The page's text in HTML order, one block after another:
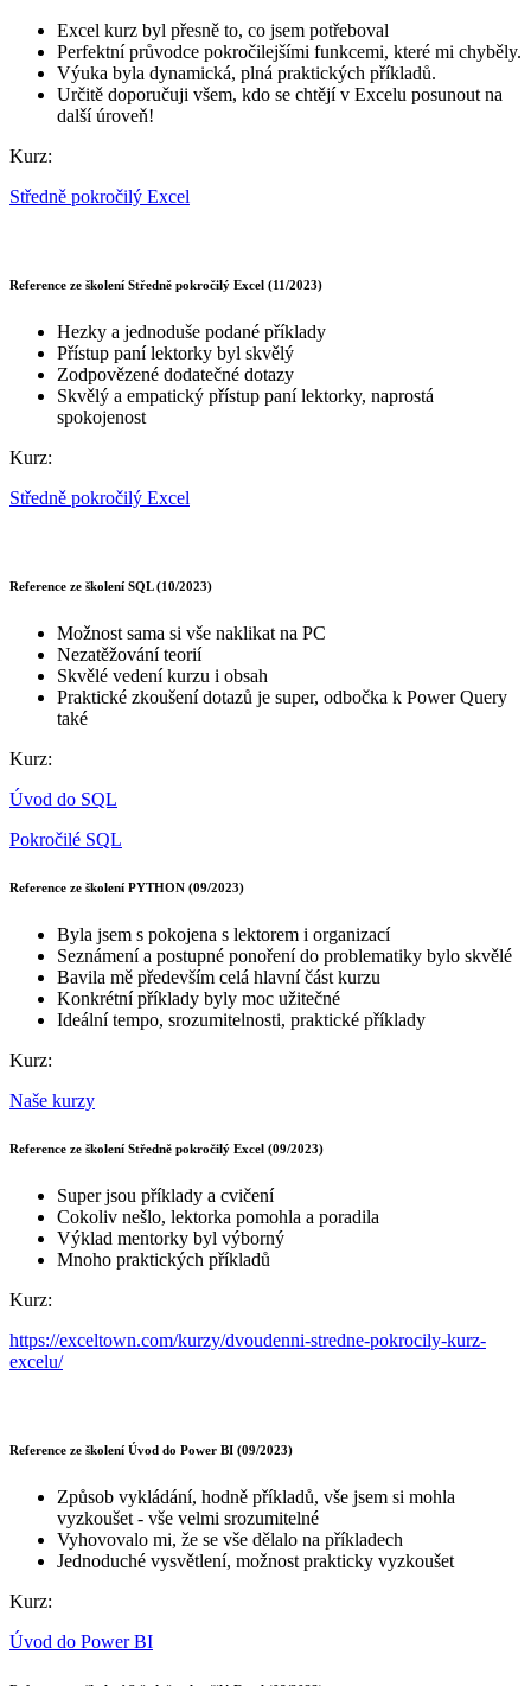
Excel kurz byl přesně to, co jsem potřeboval
Perfektní průvodce pokročilejšími funkcemi, které mi chyběly.
Výuka byla dynamická, plná praktických příkladů.
Určitě doporučuji všem, kdo se chtějí v Excelu posunout na
další úroveň!
Kurz:
Středně pokročilý Excel
Reference ze školení Středně pokročilý Excel (11/2023)
Hezky a jednoduše podané příklady
Přístup paní lektorky byl skvělý
Zodpovězené dodatečné dotazy
Skvělý a empatický přístup paní lektorky, naprostá
spokojenost
Kurz:
Středně pokročilý Excel
Reference ze školení SQL (10/2023)
Možnost sama si vše naklikat na PC
Nezatěžování teorií
Skvělé vedení kurzu i obsah
Praktické zkoušení dotazů je super, odbočka k Power Query
také
Kurz:
Úvod do SQL
Pokročilé SQL
Reference ze školení PYTHON (09/2023)
Byla jsem s pokojena s lektorem i organizací
Seznámení a postupné ponoření do problematiky bylo skvělé
Bavila mě především celá hlavní část kurzu
Konkrétní příklady byly moc užitečné
Ideální tempo, srozumitelnosti, praktické příklady
Kurz:
Naše kurzy
Reference ze školení Středně pokročilý Excel (09/2023)
Super jsou příklady a cvičení
Cokoliv nešlo, lektorka pomohla a poradila
Výklad mentorky byl výborný
Mnoho praktických příkladů
Kurz:
https://exceltown.com/kurzy/dvoudenni-stredne-pokrocily-kurz-
excelu/
Reference ze školení Úvod do Power BI (09/2023)
Způsob vykládání, hodně příkladů, vše jsem si mohla
vyzkoušet - vše velmi srozumitelné
Vyhovovalo mi, že se vše dělalo na příkladech
Jednoduché vysvětlení, možnost prakticky vyzkoušet
Kurz:
Úvod do Power BI